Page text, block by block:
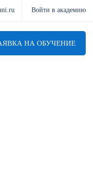
Войти в академию
НА ОБУЧЕНИЕ